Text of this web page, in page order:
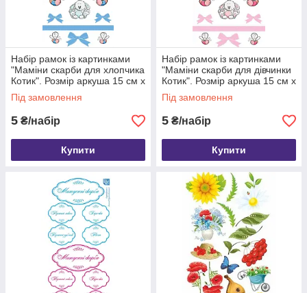
Набір рамок із картинками
"Маміни скарби для хлопчика
Котик". Розмір аркуша 15 см х
30 см, фактура полотно
Під замовлення
5 ₴/набір
Купити
Набір рамок із картинками
"Маміни скарби для дівчинки
Котик". Розмір аркуша 15 см х
30 см, фактура полотно
Під замовлення
5 ₴/набір
Купити